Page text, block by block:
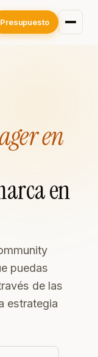
Presupuesto
en
en
puedas
de las
estrategia